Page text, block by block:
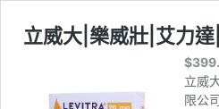
立威大|樂威壯|艾力
$
立威
限公